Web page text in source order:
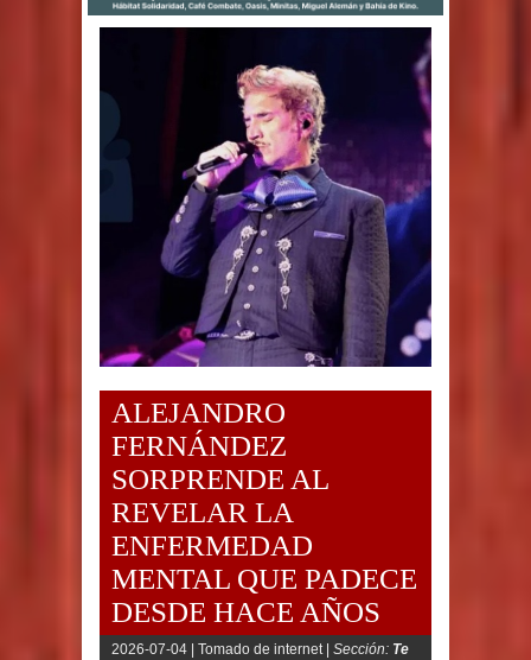
ALEJANDRO
FERNÁNDEZ
SORPRENDE AL
REVELAR LA
ENFERMEDAD
MENTAL QUE PADECE
DESDE HACE AÑOS
2026-07-04 | Tomado de internet | Sección: Te